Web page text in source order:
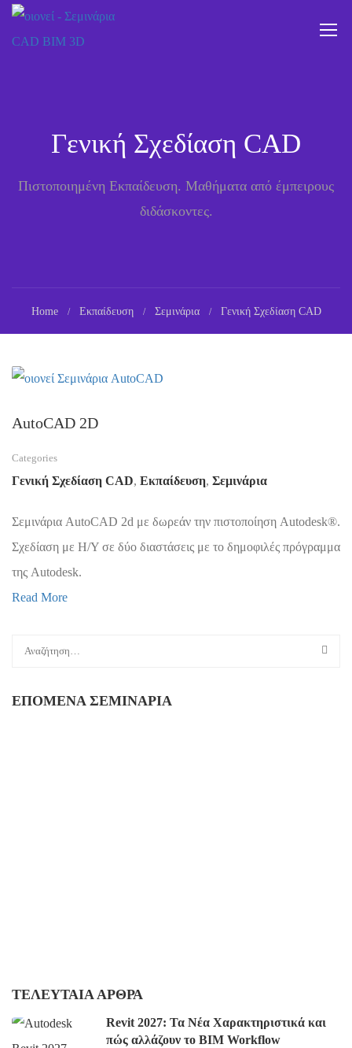
Γενική Σχεδίαση CAD
Πιστοποιημένη Εκπαίδευση. Μαθήματα από έμπειρους
διδάσκοντες.
Home Εκπαίδευση Σεμινάρια Γενική Σχεδίαση CAD
AutoCAD 2D
Categories
Γενική Σχεδίαση CAD, Εκπαίδευση, Σεμινάρια
Σεμινάρια AutoCAD 2d με δωρεάν την πιστοποίηση Autodesk®.
Σχεδίαση με Η/Υ σε δύο διαστάσεις με το δημοφιλές πρόγραμμα
της Autodesk.
Read More
ΕΠΌΜΕΝΑ ΣΕΜΙΝΆΡΙΑ
ΤΕΛΕΥΤΑΊΑ ΆΡΘΡΑ
Revit 2027: Τα Νέα Χαρακτηριστικά και
πώς αλλάζουν το BIM Workflow